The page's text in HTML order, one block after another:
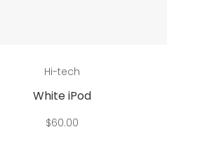
Hi-tech
White iPod
$60.00